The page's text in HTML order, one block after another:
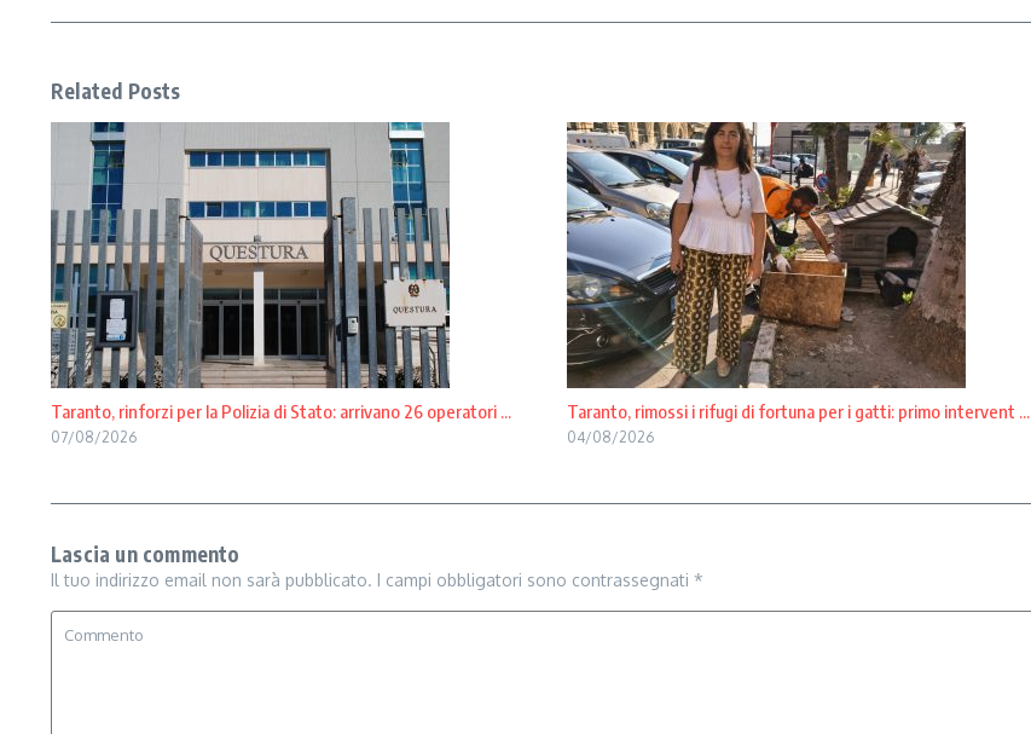
Related Posts
Taranto, rinforzi per la Polizia di Stato: arrivano 26 operatori ...
07/08/2026
Taranto, rimossi i rifugi di fortuna per i gatti: primo intervent ...
04/08/2026
Lascia un commento
Il tuo indirizzo email non sarà pubblicato. I campi obbligatori sono contrassegnati *